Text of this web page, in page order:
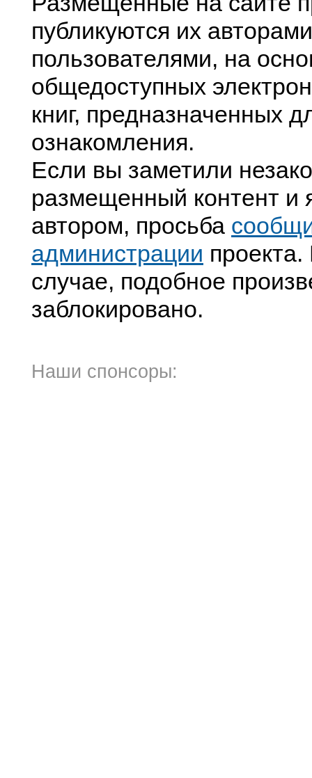
публикуются их
пользователями, на
общедоступных
книг, предназначенных
ознакомления.
Если вы заметили
размещенный контент и
автором, просьба
администрации
случае, подобное
заблокировано.
Наши спонсоры: